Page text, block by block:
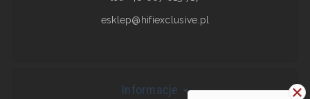
esklep@hifiexclusive.pl
Informacje